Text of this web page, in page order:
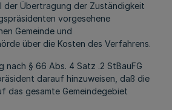
der Übertragung der Zuständigkeit
vorgesehene
Gemeinde und
über die Kosten des Verfahrens.
nach § 66 Abs. 4 Satz .2 StBauFG
darauf hinzuweisen, daß die
das gesamte Gemeindegebiet